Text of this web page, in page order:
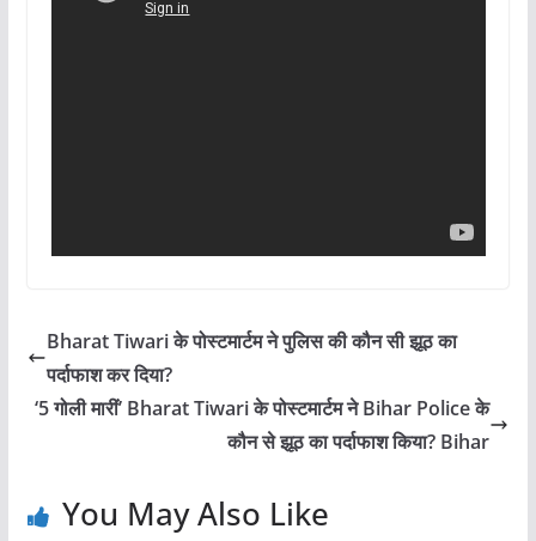
Bharat Tiwari के पोस्टमार्टम ने पुलिस की कौन सी झूठ का
पर्दाफाश कर दिया?
‘5 गोली मारीं’ Bharat Tiwari के पोस्टमार्टम ने Bihar Police के
कौन से झूठ का पर्दाफाश किया? Bihar
You May Also Like